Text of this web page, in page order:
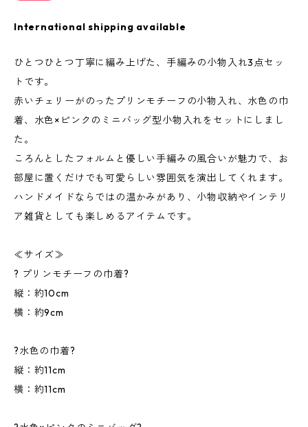
International shipping available
ひとつひとつ丁寧に編み上げた、手編みの小物入れ3点セッ
トです。
赤いチェリーがのったプリンモチーフの小物入れ、水色の巾
着、水色×ピンクのミニバッグ型小物入れをセットにしまし
た。
ころんとしたフォルムと優しい手編みの風合いが魅力で、お
部屋に置くだけでも可愛らしい雰囲気を演出してくれます。
ハンドメイドならではの温かみがあり、小物収納やインテリ
ア雑貨としても楽しめるアイテムです。
≪サイズ≫
? プリンモチーフの巾着?
縦：約10cm
横：約9cm
?水色の巾着?
縦：約11cm
横：約11cm